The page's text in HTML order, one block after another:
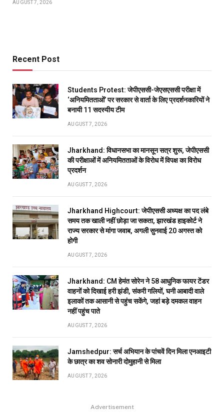
AUGUST 7, 2026
Recent Post
Students Protest: जेपीएससी-जेएसएससी परीक्षा में
‘अनियमितताओं’ पर सरकार से वार्ता के लिए प्रदर्शनकारियों ने
बनायी 11 सदस्यीय टीम
AUGUST 7, 2026
Jharkhand: विधानसभा का मानसून सत्र शुरू, जेपीएससी
की परीक्षाओं में अनियमितताओं के विरोध में विपक्ष का विरोध
प्रदर्शन
AUGUST 7, 2026
Jharkhand Highcourt: जेपीएससी अध्यक्ष का पद लंबे
समय तक खाली नहीं छोड़ा जा सकता, झारखंड हाइकोर्ट ने
राज्य सरकार से मांगा जवाब, अगली सुनवाई 20 अगस्त को
होगी
AUGUST 7, 2026
Jharkhand: CM हेमंत सोरेन ने 58 आधुनिक फायर टेंडर
वाहनों को दिखाई हरी झंडी, संकरी गलियों, घनी आबादी वाले
इलाकों तक आसानी से पहुंच सकेंगे, जहां बड़े दमकल वाहन
नहीं पहुंच पाते
AUGUST 7, 2026
Jamshedpur: सर्च अभियान के पांचवें दिन मिला एनआइटी
के छात्र का शव सोनारी दोमुहानी से मिला
AUGUST 7, 2026
Advertisement